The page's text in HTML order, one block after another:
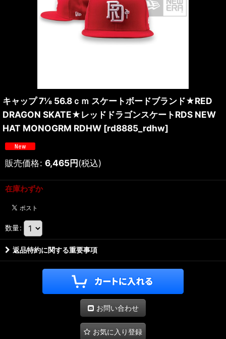
キャップ 7⅛ 56.8ｃｍ スケートボードブランド★RED
DRAGON SKATE★レッドドラゴンスケートRDS NEW
HAT MONOGRM RDHW [rd8885_rdhw]
販売価格: 6,465円(税込)
在庫わずか
数量:
返品特約に関する重要事項
お問い合わせ
お気に入り登録